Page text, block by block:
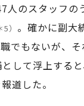
人のスタッフの
5） 。確かに副大
でもないが、
して浮上する
道した。